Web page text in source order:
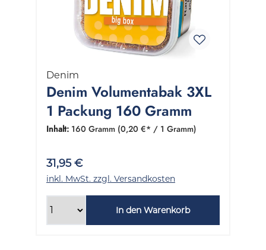
Denim
Denim Volumentabak 3XL
1 Packung 160 Gramm
Inhalt: 160 Gramm (0,20 €* / 1 Gramm)
31,95 €
inkl. MwSt. zzgl. Versandkosten
In den Warenkorb